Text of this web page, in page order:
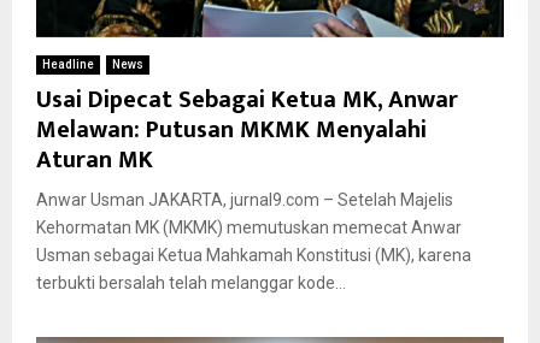
Headline News
Usai Dipecat Sebagai Ketua MK, Anwar
Melawan: Putusan MKMK Menyalahi
Aturan MK
Anwar Usman JAKARTA, jurnal9.com – Setelah Majelis
Kehormatan MK (MKMK) memutuskan memecat Anwar
Usman sebagai Ketua Mahkamah Konstitusi (MK), karena
terbukti bersalah telah melanggar kode...